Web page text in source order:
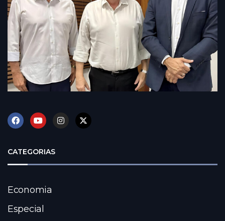
CATEGORIAS
Economia
Especial